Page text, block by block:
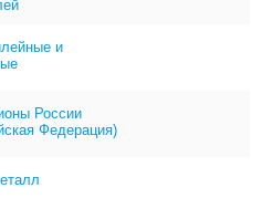
и
России
Федерация)